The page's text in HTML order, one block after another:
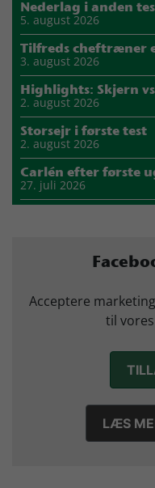
Nederlag i anden
5. august 2026
Tilfreds cheftræner
3. august 2026
Highlights: Skjern
2. august 2026
Storsejr i første test
2. august 2026
27. juli 2026
Marius Nørsøller
14. juli 2026
Acceptere
til
LÆS